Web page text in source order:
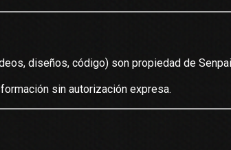
diseños, código) son propiedad de
sin autorización expresa.